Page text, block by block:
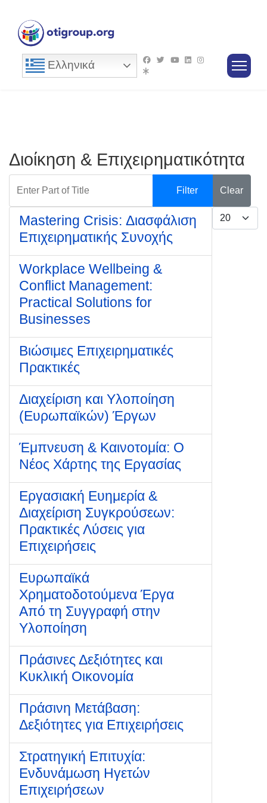
Ελληνικά
Διοίκηση & Επιχειρηματικότητα
Filter Clear
Display #
Mastering Crisis: Διασφάλιση
Επιχειρηματικής Συνοχής
Workplace Wellbeing &
Conflict Management:
Practical Solutions for
Businesses
Βιώσιμες Επιχειρηματικές
Πρακτικές
Διαχείριση και Υλοποίηση
(Ευρωπαϊκών) Έργων
Έμπνευση & Καινοτομία: Ο
Νέος Χάρτης της Εργασίας
Εργασιακή Ευημερία &
Διαχείριση Συγκρούσεων:
Πρακτικές Λύσεις για
Επιχειρήσεις
Ευρωπαϊκά
Χρηματοδοτούμενα Έργα
Από τη Συγγραφή στην
Υλοποίηση
Πράσινες Δεξιότητες και
Κυκλική Οικονομία
Πράσινη Μετάβαση:
Δεξιότητες για Επιχειρήσεις
Στρατηγική Επιτυχία:
Ενδυνάμωση Ηγετών
Επιχειρήσεων